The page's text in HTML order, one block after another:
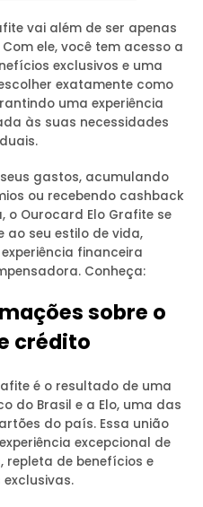
vai além de ser apenas
Com ele, você tem acesso a
exclusivos e uma
exatamente como
uma experiência
às suas necessidades
gastos, acumulando
ou recebendo cashback
Ourocard Elo Grafite se
seu estilo de vida,
financeira
Conheça:
sobre o
crédito
é o resultado de uma
do Brasil e a Elo, uma das
do país. Essa união
excepcional de
de benefícios e